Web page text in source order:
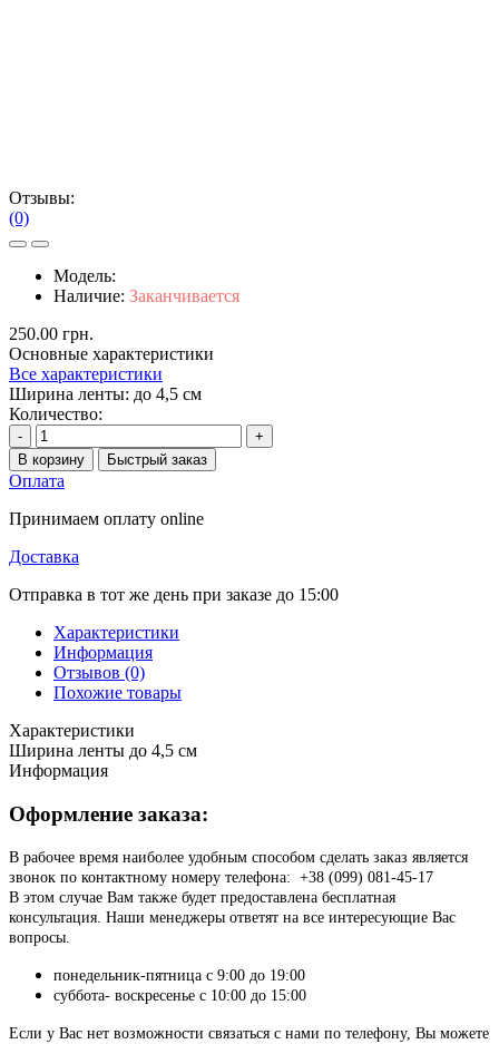
Отзывы:
(0)
Модель:
Наличие: Заканчивается
250.00 грн.
Основные характеристики
Все характеристики
Ширина ленты: до 4,5 см
Количество:
-
+
В корзину
Быстрый заказ
Оплата
Принимаем оплату online
Доставка
Отправка в тот же день при заказе до 15:00
Характеристики
Информация
Отзывов (0)
Похожие товары
Характеристики
Ширина ленты до 4,5 см
Информация
Оформление заказа:
В рабочее время наиболее удобным способом сделать заказ является
звонок по контактному номеру телефона: +38 (099) 081-45-17
В этом случае Вам также будет предоставлена бесплатная
консультация. Наши менеджеры ответят на все интересующие Вас
вопросы.
понедельник-пятница с 9:00 до 19:00
суббота- воскресенье с 10:00 до 15:00
Если у Вас нет возможности связаться с нами по телефону, Вы можете